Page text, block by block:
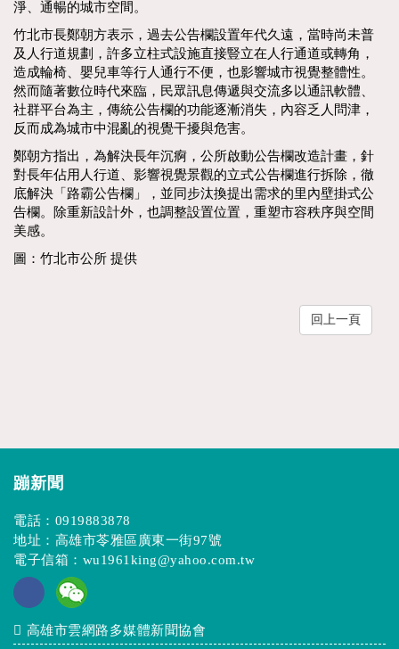
淨、通暢的城市空間。
竹北市長鄭朝方表示，過去公告欄設置年代久遠，當時尚未普
及人行道規劃，許多立柱式設施直接豎立在人行通道或轉角，
造成輪椅、嬰兒車等行人通行不便，也影響城市視覺整體性。
然而隨著數位時代來臨，民眾訊息傳遞與交流多以通訊軟體、
社群平台為主，傳統公告欄的功能逐漸消失，內容乏人問津，
反而成為城市中混亂的視覺干擾與危害。
鄭朝方指出，為解決長年沉痾，公所啟動公告欄改造計畫，針
對長年佔用人行道、影響視覺景觀的立式公告欄進行拆除，徹
底解決「路霸公告欄」，並同步汰換提出需求的里內壁掛式公
告欄。除重新設計外，也調整設置位置，重塑市容秩序與空間
美感。
圖：竹北市公所 提供
回上一頁
蹦新聞
電話： 0919883878
地址：高雄市苓雅區廣東一街97號
電子信箱： wu1961king@yahoo.com.tw
高雄市雲網路多媒體新聞協會